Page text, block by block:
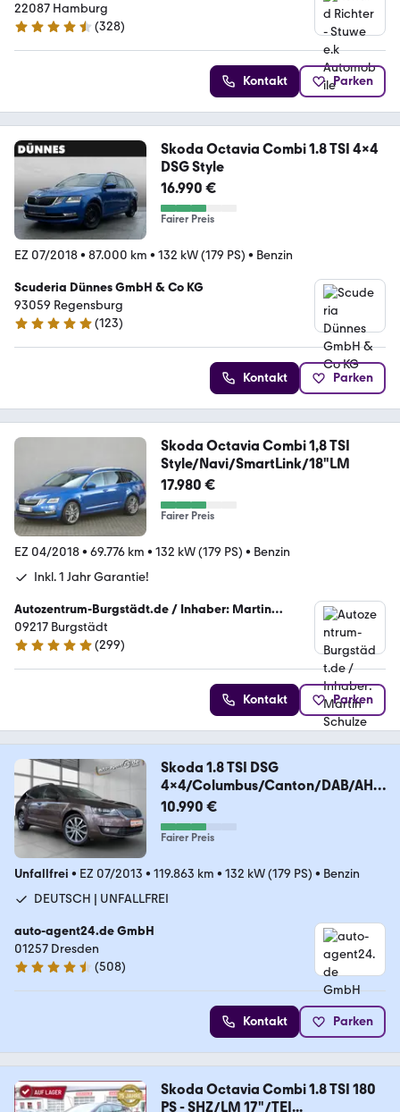
22087 Hamburg
4.6 Sterne
(328)
Kontakt Parken
Skoda Octavia Combi 1.8 TSI 4x4
DSG Style
16.990 €
Fairer Preis
EZ 07/2018• 87.000 km • 132 kW (179 PS) • Benzin
Scuderia Dünnes GmbH & Co KG
93059 Regensburg
4.8 Sterne
(123)
Kontakt Parken
Skoda Octavia Combi 1,8 TSI
Style/Navi/SmartLink/18"LM
17.980 €
Fairer Preis
EZ 04/2018• 69.776 km • 132 kW (179 PS) • Benzin
Inkl. 1 Jahr Garantie!
Autozentrum-Burgstädt.de / Inhaber: Martin
Schulze
09217 Burgstädt
4.9 Sterne
(299)
Kontakt Parken
Skoda 1.8 TSI DSG
4x4/Columbus/Canton/DAB/AHK
/Keyless
10.990 €
Fairer Preis
Unfallfrei • EZ 07/2013 • 119.863 km • 132 kW (179 PS) • Benzin
DEUTSCH | UNFALLFREI
auto-agent24.de GmbH
01257 Dresden
4.6 Sterne
(508)
Kontakt Parken
Skoda Octavia Combi 1.8 TSI 180
PS - SHZ/LM 17"/TEI...